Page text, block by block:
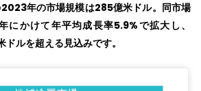
2023年の市場規模は285億米ドル。同市場
にかけて年平均成長率5.9%で拡大し、
ドルを超える見込みです。